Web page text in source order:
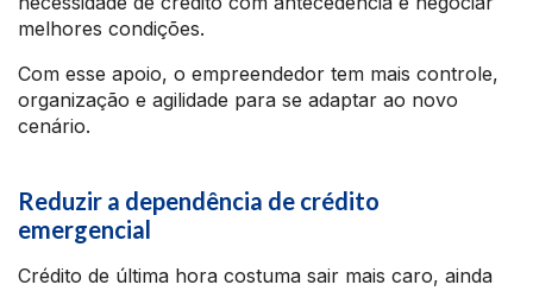
melhores condições.
Com esse apoio, o empreendedor tem mais controle,
organização e agilidade para se adaptar ao novo
cenário.
Reduzir a dependência de crédito
emergencial
Crédito de última hora costuma sair mais caro, ainda